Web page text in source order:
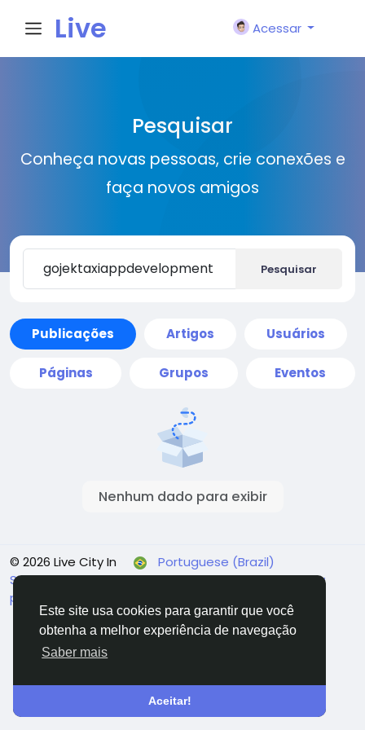
Este site usa cookies para garantir que você
obtenha a melhor experiência de navegação
Saber mais
Aceitar!
Live
n
Acessar
Pesquisar
Conheça novas pessoas, crie conexões e
faça novos amigos
Pesquisar
Publicações Artigos Usuários
Páginas Grupos Eventos
Nenhum dado para exibir
© 2026 Live City In
Portuguese (Brazil)
Sobre Termos Privacidade Shipping and delivery
policy
Diretório